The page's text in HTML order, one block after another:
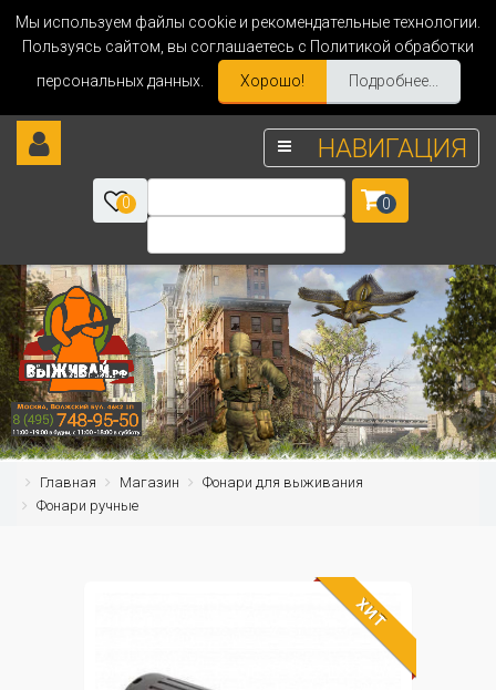
Мы используем файлы cookie и рекомендательные технологии.
Пользуясь сайтом, вы соглашаетесь с Политикой обработки
персональных данных.
Хорошо! Подробнее...
НАВИГАЦИЯ
0 0
Главная Магазин
Фонари для выживания
Фонари ручные
ХИТ